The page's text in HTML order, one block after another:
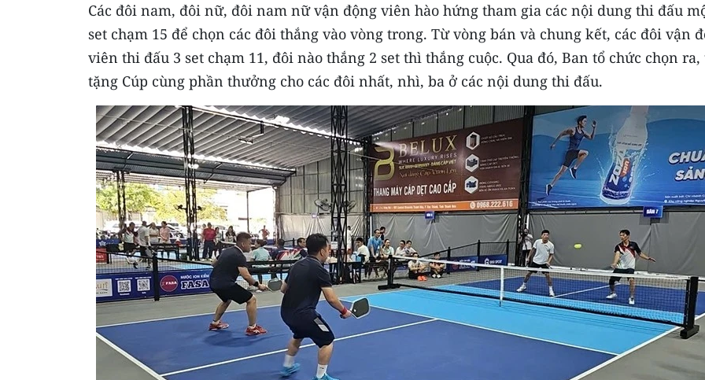
Các đôi nam, đôi nữ, đôi nam nữ vận động viên hào hứng tham gia các nội dung thi đấu
set chạm 15 để chọn các đôi thắng vào vòng trong. Từ vòng bán và chung kết, các đôi vận
viên thi đấu 3 set chạm 11, đôi nào thắng 2 set thì thắng cuộc. Qua đó, Ban tổ chức chọn ra,
tặng Cúp cùng phần thưởng cho các đôi nhất, nhì, ba ở các nội dung thi đấu.